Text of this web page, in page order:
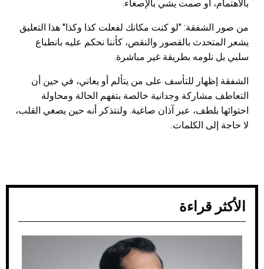
بالاهتمام، أو صمت يشي بالإصغاء.
من صور الشفقة: "لو كنت مكانك لفعلت كذا وكذا" هذا التعليق
يشعر المتحدث بالقصور والنقص، كأننا نحكم عليه بانطباع
سلبي بل نلومه بطريقة غير مباشرة.
الشفقة إظهار للتأسف على من يتألم أو يعاني، في حين أن
التعاطف مشاركة وجدانية خالصة بتفهم الحالة ومحاولة
احتوائها بلطف، عبر آذان صاغية. ولنتذكر أنه حين يصغي القلب،
لا حاجة إلى الكلمات.
الأكثر قراءة